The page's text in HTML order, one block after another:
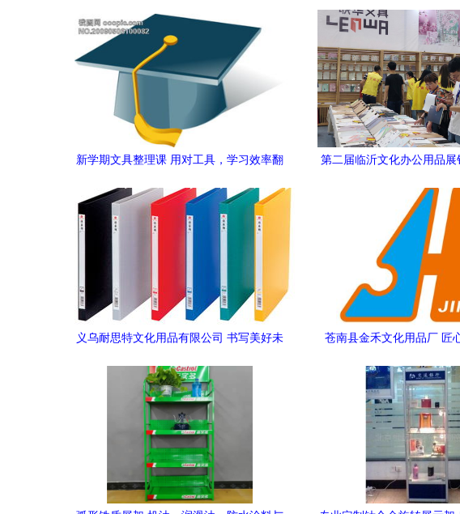
新学期文具整理课 用对工具，学习效率翻
第二届临沂文化办公用品展
义乌耐思特文化用品有限公司 书写美好未
苍南县金禾文化用品厂 匠